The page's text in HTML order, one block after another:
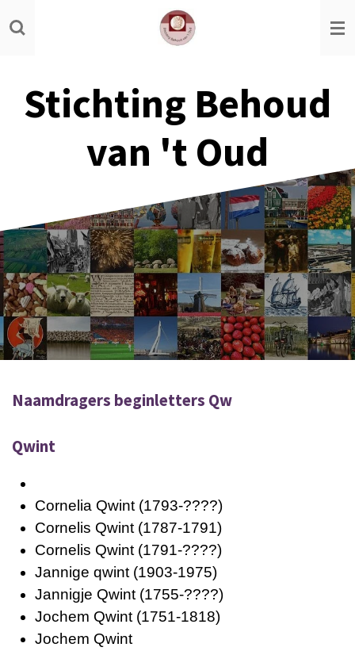
Ga
direct
hoofdinhoud
Stichting Behoud
van 't Oud
Naamdragers beginletters Qw
Qwint
Cornelia Qwint (1793-????)
Cornelis Qwint (1787-1791)
Cornelis Qwint (1791-????)
Jannige qwint (1903-1975)
Jannigje Qwint (1755-????)
Jochem Qwint (1751-1818)
Jochem Qwint